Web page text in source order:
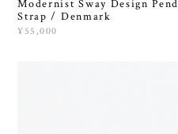
Modernist Sway Design
Strap / Denmark
¥55,000